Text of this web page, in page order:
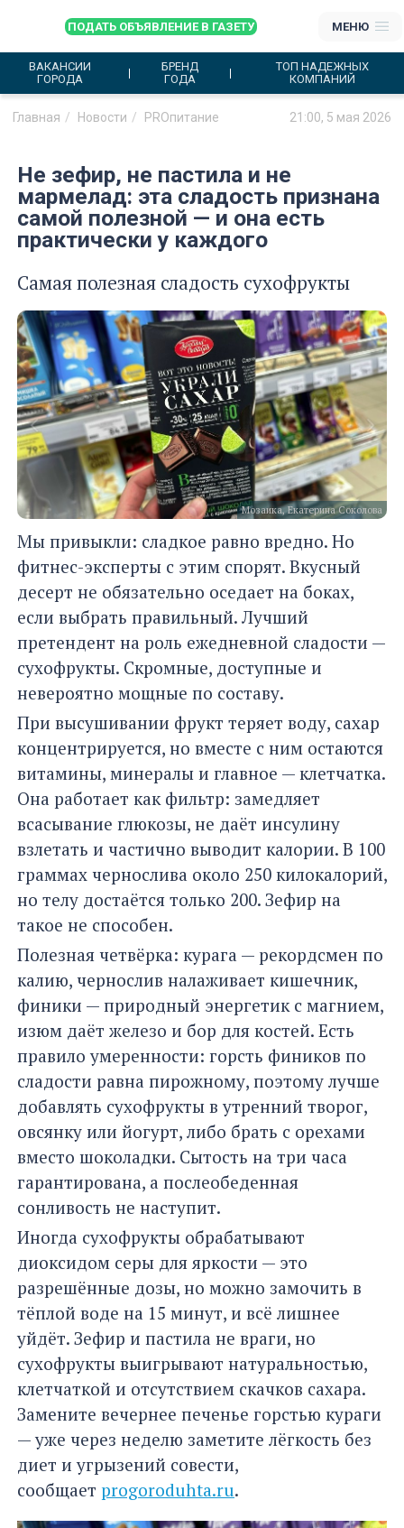
ПОДАТЬ ОБЪЯВЛЕНИЕ В ГАЗЕТУ МЕНЮ
ВАКАНСИИ
ГОРОДА
БРЕНД
ГОДА
ТОП НАДЕЖНЫХ
КОМПАНИЙ
Главная Новости PROпитание 21:00, 5 мая 2026
Не зефир, не пастила и не
мармелад: эта сладость признана
самой полезной — и она есть
практически у каждого
Самая полезная сладость сухофрукты
Мозаика, Екатерина Соколова
Мы привыкли: сладкое равно вредно. Но
фитнес-эксперты с этим спорят. Вкусный
десерт не обязательно оседает на боках,
если выбрать правильный. Лучший
претендент на роль ежедневной сладости —
сухофрукты. Скромные, доступные и
невероятно мощные по составу.
При высушивании фрукт теряет воду, сахар
концентрируется, но вместе с ним остаются
витамины, минералы и главное — клетчатка.
Она работает как фильтр: замедляет
всасывание глюкозы, не даёт инсулину
взлетать и частично выводит калории. В 100
граммах чернослива около 250 килокалорий,
но телу достаётся только 200. Зефир на
такое не способен.
Полезная четвёрка: курага — рекордсмен по
калию, чернослив налаживает кишечник,
финики — природный энергетик с магнием,
изюм даёт железо и бор для костей. Есть
правило умеренности: горсть фиников по
сладости равна пирожному, поэтому лучше
добавлять сухофрукты в утренний творог,
овсянку или йогурт, либо брать с орехами
вместо шоколадки. Сытость на три часа
гарантирована, а послеобеденная
сонливость не наступит.
Иногда сухофрукты обрабатывают
диоксидом серы для яркости — это
разрешённые дозы, но можно замочить в
тёплой воде на 15 минут, и всё лишнее
уйдёт. Зефир и пастила не враги, но
сухофрукты выигрывают натуральностью,
клетчаткой и отсутствием скачков сахара.
Замените вечернее печенье горстью кураги
— уже через неделю заметите лёгкость без
диет и угрызений совести,
сообщает progoroduhta.ru.